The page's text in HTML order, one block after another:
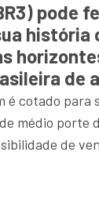
pode
história
de
é cotado
médio porte
de